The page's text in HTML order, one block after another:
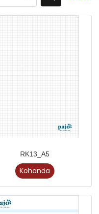
RK13_A5
Kohanda